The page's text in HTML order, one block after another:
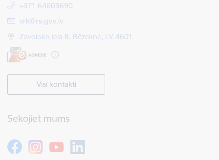
+371 64603690
E-pasts:
vrk@rs.gov.lv
Zavoloko iela 8, Rēzekne, LV-4601
Visi kontakti
Sekojiet mums